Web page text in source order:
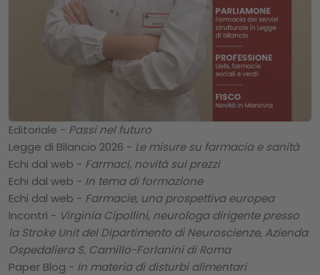
Editoriale - Passi nel futuro
Legge di Bilancio 2026 - Le misure su farmacia e sanità
Echi dal web - Farmaci, novità sui prezzi
Echi dal web - In tema di formazione
Echi dal web - Farmacie, una prospettiva europea
Incontri - Virginia Cipollini, neurologa dirigente presso
la Stroke Unit del Dipartimento di Neuroscienze, Azienda
Ospedaliera S. Camillo-Forlanini di Roma
Paper Blog - In materia di disturbi alimentari